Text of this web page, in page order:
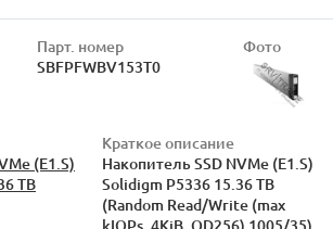
Парт. номер
SBFPFWBV153T0
Фото
(E1.S)
TB
Краткое описание
Накопитель SSD NVMe (E1.S)
Solidigm P5336 15.36 TB
(Random Read/Write (max